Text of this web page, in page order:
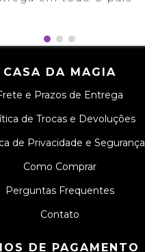
CASA DA MAGIA
e Prazos de Entrega
de Trocas e Devoluções
de Privacidade e Segurança
Como Comprar
Perguntas Frequentes
Contato
DE PAGAMENTO